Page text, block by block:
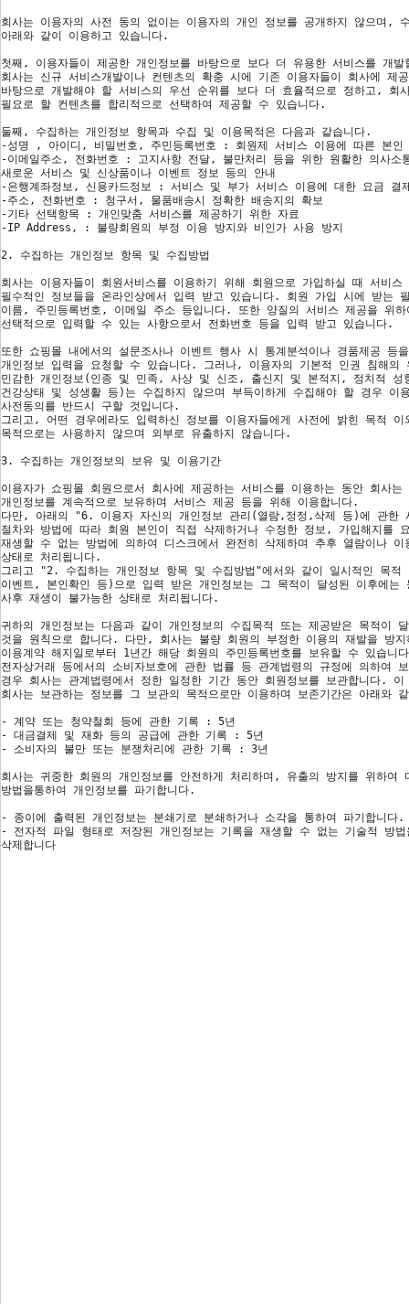
회사는 이용자의 사전 동의 없이는 이용자의 개인 정보를 공개하지 않으며,
아래와 같이 이용하고 있습니다.
첫째, 이용자들이 제공한 개인정보를 바탕으로 보다 더 유용한 서비스를 개
회사는 신규 서비스개발이나 컨텐츠의 확충 시에 기존 이용자들이 회사에 제
바탕으로 개발해야 할 서비스의 우선 순위를 보다 더 효율적으로 정하고, 회
필요로 할 컨텐츠를 합리적으로 선택하여 제공할 수 있습니다.
둘째, 수집하는 개인정보 항목과 수집 및 이용목적은 다음과 같습니다.
-성명 , 아이디, 비밀번호, 주민등록번호 : 회원제 서비스 이용에 따른 본인
-이메일주소, 전화번호 : 고지사항 전달, 불만처리 등을 위한 원활한 의사소
새로운 서비스 및 신상품이나 이벤트 정보 등의 안내
-은행계좌정보, 신용카드정보 : 서비스 및 부가 서비스 이용에 대한 요금 결
-주소, 전화번호 : 청구서, 물품배송시 정확한 배송지의 확보
-기타 선택항목 : 개인맞춤 서비스를 제공하기 위한 자료
-IP Address, : 불량회원의 부정 이용 방지와 비인가 사용 방지
2. 수집하는 개인정보 항목 및 수집방법
회사는 이용자들이 회원서비스를 이용하기 위해 회원으로 가입하실 때 서비스
필수적인 정보들을 온라인상에서 입력 받고 있습니다. 회원 가입 시에 받는
이름, 주민등록번호, 이메일 주소 등입니다. 또한 양질의 서비스 제공을 위하
선택적으로 입력할 수 있는 사항으로서 전화번호 등을 입력 받고 있습니다.
또한 쇼핑몰 내에서의 설문조사나 이벤트 행사 시 통계분석이나 경품제공 등
개인정보 입력을 요청할 수 있습니다. 그러나, 이용자의 기본적 인권 침해의
민감한 개인정보(인종 및 민족, 사상 및 신조, 출신지 및 본적지, 정치적 성
건강상태 및 성생활 등)는 수집하지 않으며 부득이하게 수집해야 할 경우 이
사전동의를 반드시 구할 것입니다.
그리고, 어떤 경우에라도 입력하신 정보를 이용자들에게 사전에 밝힌 목적 이
목적으로는 사용하지 않으며 외부로 유출하지 않습니다.
3. 수집하는 개인정보의 보유 및 이용기간
이용자가 쇼핑몰 회원으로서 회사에 제공하는 서비스를 이용하는 동안 회사는
개인정보를 계속적으로 보유하며 서비스 제공 등을 위해 이용합니다.
다만, 아래의 "6. 이용자 자신의 개인정보 관리(열람,정정,삭제 등)에 관한
절차와 방법에 따라 회원 본인이 직접 삭제하거나 수정한 정보, 가입해지를
재생할 수 없는 방법에 의하여 디스크에서 완전히 삭제하며 추후 열람이나 이
상태로 처리됩니다.
그리고 "2. 수집하는 개인정보 항목 및 수집방법"에서와 같이 일시적인 목적
이벤트, 본인확인 등)으로 입력 받은 개인정보는 그 목적이 달성된 이후에는
사후 재생이 불가능한 상태로 처리됩니다.
귀하의 개인정보는 다음과 같이 개인정보의 수집목적 또는 제공받은 목적이
것을 원칙으로 합니다. 다만, 회사는 불량 회원의 부정한 이용의 재발을 방
이용계약 해지일로부터 1년간 해당 회원의 주민등록번호를 보유할 수 있습니
전자상거래 등에서의 소비자보호에 관한 법률 등 관계법령의 규정에 의하여
경우 회사는 관계법령에서 정한 일정한 기간 동안 회원정보를 보관합니다. 이
회사는 보관하는 정보를 그 보관의 목적으로만 이용하며 보존기간은 아래와
- 계약 또는 청약철회 등에 관한 기록 : 5년
- 대금결제 및 재화 등의 공급에 관한 기록 : 5년
- 소비자의 불만 또는 분쟁처리에 관한 기록 : 3년
회사는 귀중한 회원의 개인정보를 안전하게 처리하며, 유출의 방지를 위하여
방법을통하여 개인정보를 파기합니다.
- 종이에 출력된 개인정보는 분쇄기로 분쇄하거나 소각을 통하여 파기합니다.
- 전자적 파일 형태로 저장된 개인정보는 기록을 재생할 수 없는 기술적 방법
삭제합니다